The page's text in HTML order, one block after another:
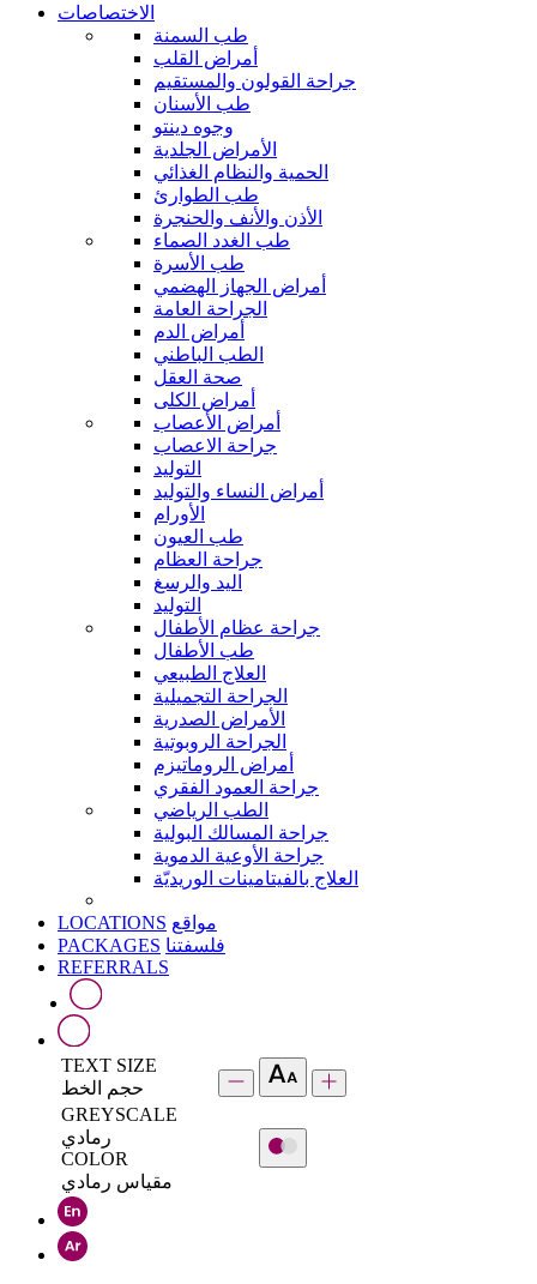
الاختصاصات
طب السمنة
أمراض القلب
جراحة القولون والمستقيم
طب الأسنان
وجوه دينتو
الأمراض الجلدية
الحمية والنظام الغذائي
طب الطوارئ
الأذن والأنف والحنجرة
طب الغدد الصماء
طب الأسرة
أمراض الجهاز الهضمي
الجراحة العامة
أمراض الدم
الطب الباطني
صحة العقل
أمراض الكلى
أمراض الأعصاب
جراحة الاعصاب
التوليد
أمراض النساء والتوليد
الأورام
طب العيون
جراحة العظام
اليد والرسغ
التوليد
جراحة عظام الأطفال
طب الأطفال
العلاج الطبيعي
الجراحة التجميلية
الأمراض الصدرية
الجراحة الروبوتية
أمراض الروماتيزم
جراحة العمود الفقري
الطب الرياضي
جراحة المسالك البولية
جراحة الأوعية الدموية
العلاج بالفيتامينات الوريديّة
LOCATIONS مواقع
PACKAGES فلسفتنا
REFERRALS
TEXT SIZE
حجم الخط
GREYSCALE
رمادي
COLOR
مقياس رمادي